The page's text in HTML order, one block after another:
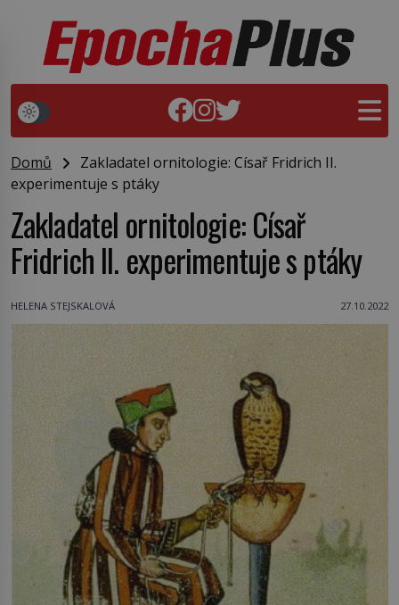
Domů
Zakladatel ornitologie: Císař Fridrich II.
experimentuje s ptáky
Zakladatel ornitologie: Císař
Fridrich II. experimentuje s ptáky
HELENA STEJSKALOVÁ 27.10.2022